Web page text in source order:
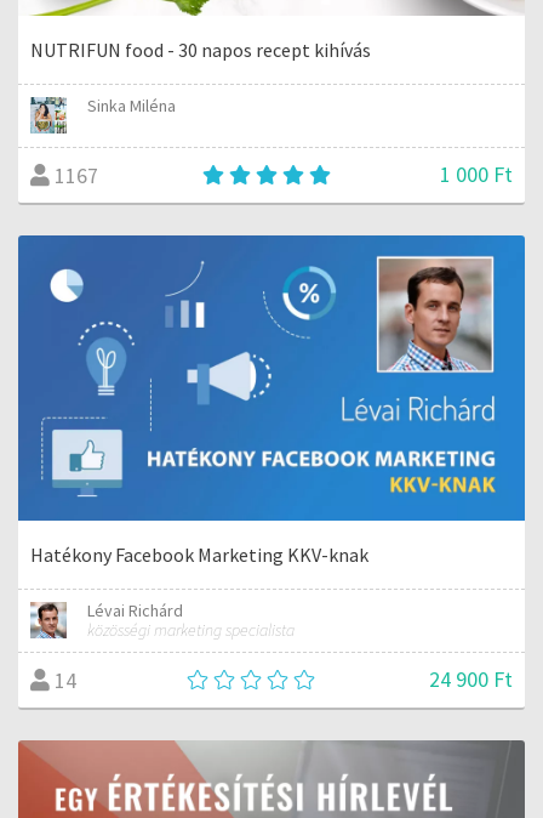
NUTRIFUN food - 30 napos recept kihívás
Sinka Miléna
1167 1 000 Ft
Hatékony Facebook Marketing KKV-knak
Lévai Richárd
közösségi marketing specialista
14 24 900 Ft